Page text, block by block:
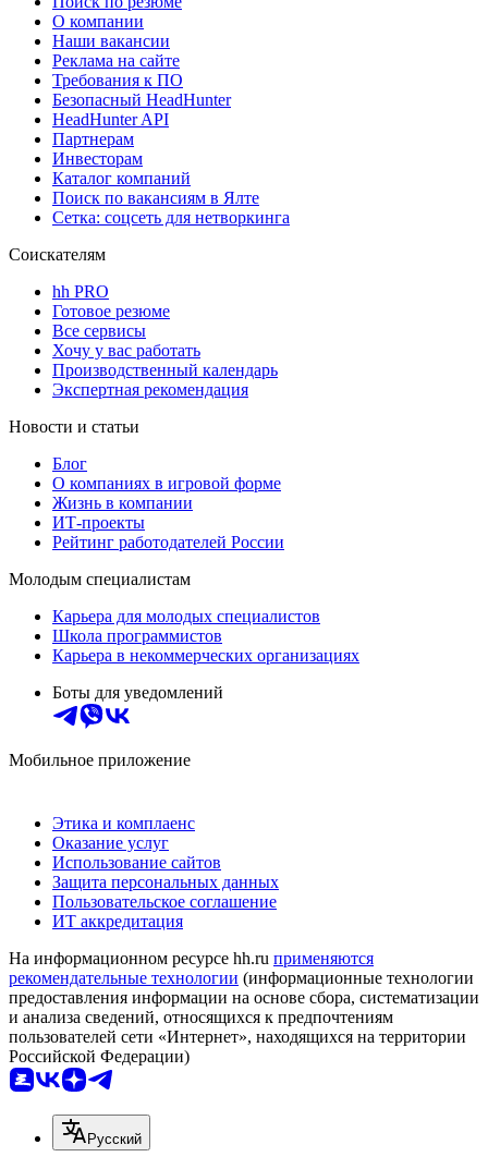
О компании
Наши вакансии
Реклама на сайте
Требования к ПО
Безопасный HeadHunter
HeadHunter API
Партнерам
Инвесторам
Каталог компаний
Поиск по вакансиям в Ялте
Сетка: соцсеть для нетворкинга
Соискателям
hh PRO
Готовое резюме
Все сервисы
Хочу у вас работать
Производственный календарь
Экспертная рекомендация
Новости и статьи
Блог
О компаниях в игровой форме
Жизнь в компании
ИТ-проекты
Рейтинг работодателей России
Молодым специалистам
Карьера для молодых специалистов
Школа программистов
Карьера в некоммерческих организациях
Боты для уведомлений
Мобильное приложение
Этика и комплаенс
Оказание услуг
Использование сайтов
Защита персональных данных
Пользовательское соглашение
ИТ аккредитация
На информационном ресурсе hh.ru применяются
рекомендательные технологии (информационные технологии
предоставления информации на основе сбора, систематизации
и анализа сведений, относящихся к предпочтениям
пользователей сети «Интернет», находящихся на территории
Российской Федерации)
Русский